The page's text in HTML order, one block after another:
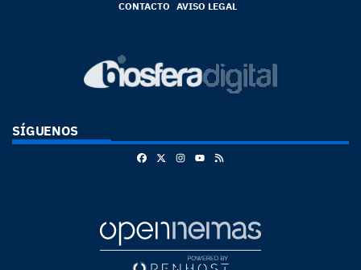
CONTACTO AVISO LEGAL
SÍGUENOS
FacebookInstagram